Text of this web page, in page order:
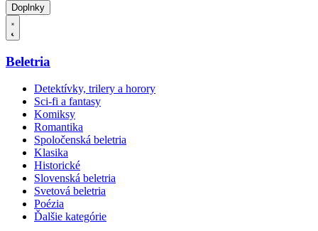
Doplnky
Beletria
Detektívky, trilery a horory
Sci-fi a fantasy
Komiksy
Romantika
Spoločenská beletria
Klasika
Historické
Slovenská beletria
Svetová beletria
Poézia
Ďalšie kategórie